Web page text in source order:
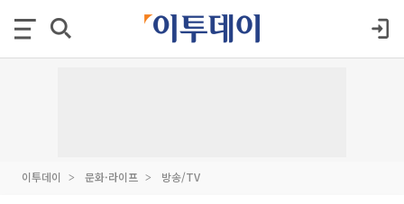
이투데이 문화·라이프 방송/TV